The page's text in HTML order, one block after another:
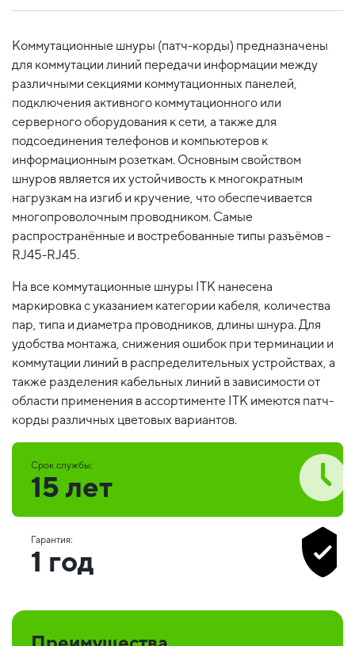
Коммутационные шнуры (патч-корды) предназначены
для коммутации линий передачи информации между
различными секциями коммутационных панелей,
подключения активного коммутационного или
серверного оборудования к сети, а также для
подсоединения телефонов и компьютеров к
информационным розеткам. Основным свойством
шнуров является их устойчивость к многократным
нагрузкам на изгиб и кручение, что обеспечивается
многопроволочным проводником. Самые
распространённые и востребованные типы разъёмов -
RJ45-RJ45.
На все коммутационные шнуры ITK нанесена
маркировка с указанием категории кабеля, количества
пар, типа и диаметра проводников, длины шнура. Для
удобства монтажа, снижения ошибок при терминации и
коммутации линий в распределительных устройствах, а
также разделения кабельных линий в зависимости от
области применения в ассортименте ITK имеются патч-
корды различных цветовых вариантов.
Срок службы:
15 лет
Гарантия:
1 год